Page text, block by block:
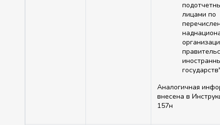
лицами по
Аналогичная
внесена в
157н